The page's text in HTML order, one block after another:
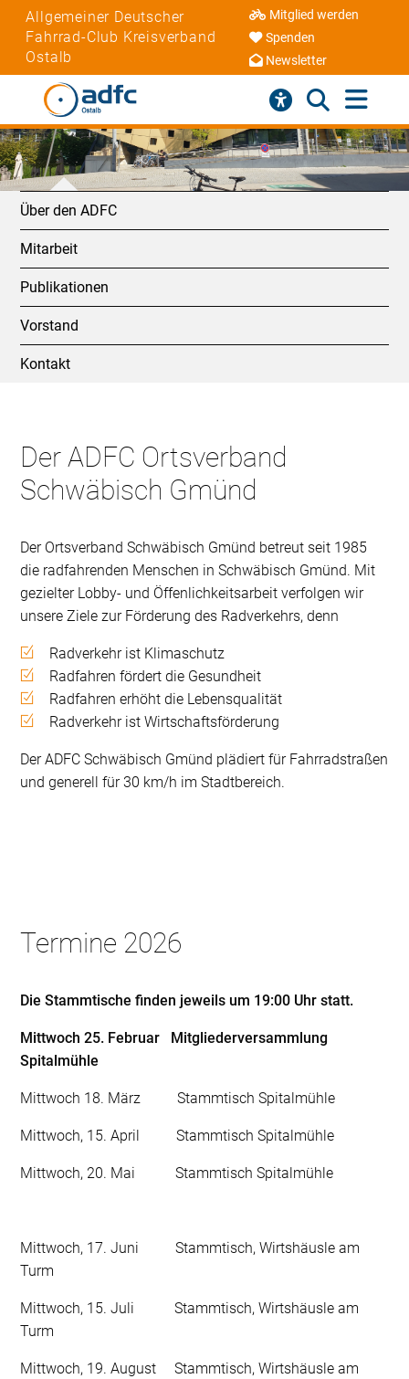
Allgemeiner Deutscher
Fahrrad-Club Kreisverband
Ostalb
Mitglied werden
Spenden
Newsletter
Über den ADFC
Mitarbeit
Publikationen
Vorstand
Kontakt
Der ADFC Ortsverband
Schwäbisch Gmünd
Der Ortsverband Schwäbisch Gmünd betreut seit 1985
die radfahrenden Menschen in Schwäbisch Gmünd. Mit
gezielter Lobby- und Öffenlichkeitsarbeit verfolgen wir
unsere Ziele zur Förderung des Radverkehrs, denn
Radverkehr ist Klimaschutz
Radfahren fördert die Gesundheit
Radfahren erhöht die Lebensqualität
Radverkehr ist Wirtschaftsförderung
Der ADFC Schwäbisch Gmünd plädiert für Fahrradstraßen
und generell für 30 km/h im Stadtbereich.
Termine 2026
Die Stammtische finden jeweils um 19:00 Uhr statt.
Mittwoch 25. Februar Mitgliederversammlung
Spitalmühle
Mittwoch 18. März Stammtisch Spitalmühle
Mittwoch, 15. April Stammtisch Spitalmühle
Mittwoch, 20. Mai Stammtisch Spitalmühle
Mittwoch, 17. Juni Stammtisch, Wirtshäusle am
Turm
Mittwoch, 15. Juli Stammtisch, Wirtshäusle am
Turm
Mittwoch, 19. August Stammtisch, Wirtshäusle am